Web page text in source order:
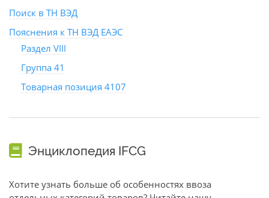
Поиск в ТН ВЭД
Пояснения к ТН ВЭД ЕАЭС
Раздел VIII
Группа 41
Товарная позиция 4107
Энциклопедия IFCG
Хотите узнать больше об особенностях ввоза